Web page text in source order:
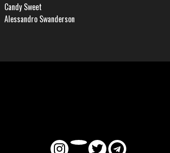
Candy Sweet
Alessandro Swanderson